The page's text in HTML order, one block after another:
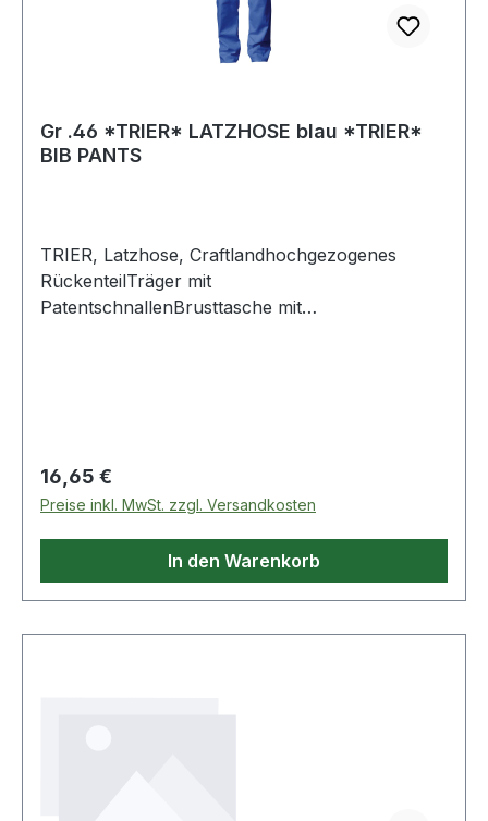
Gr .46 *TRIER* LATZHOSE blau *TRIER*
BIB PANTS
TRIER, Latzhose, Craftlandhochgezogenes
RückenteilTräger mit
PatentschnallenBrusttasche mit
KornblauGröße: 46 Weitere Produkte im Bereich
Latzhose
Regulärer Preis:
16,65 €
Preise inkl. MwSt. zzgl. Versandkosten
In den Warenkorb